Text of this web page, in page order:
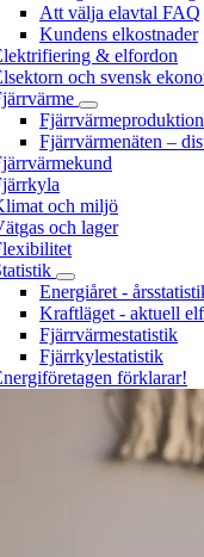
Att välja elavtal FAQ
Kundens elkostnader
& elfordon
och svensk
Fjärrvärmeproduktion
Fjärrvärmenäten –
och miljö
och lager
Energiåret -
Kraftläget - aktuell
Fjärrvärmestatistik
Fjärrkylestatistik
förklarar!